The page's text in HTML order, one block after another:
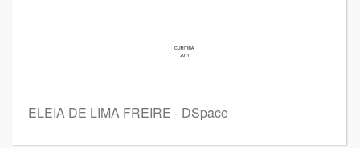
ELEIA DE LIMA FREIRE - DSpace